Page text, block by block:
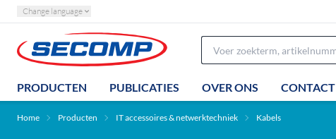
Change language
PRODUCTEN PUBLICATIES OVER ONS CONTACT
Home Producten IT accessoires & netwerktechniek Kabels